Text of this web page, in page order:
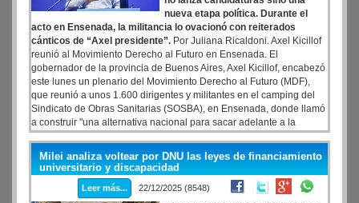
nueva etapa política. Durante el
acto en Ensenada, la militancia lo ovacionó con reiterados
cánticos de “Axel presidente”. Por Juliana Ricaldoni. Axel Kicillof
reunió al Movimiento Derecho al Futuro en Ensenada. El
gobernador de la provincia de Buenos Aires, Axel Kicillof, encabezó
este lunes un plenario del Movimiento Derecho al Futuro (MDF),
que reunió a unos 1.600 dirigentes y militantes en el camping del
Sindicato de Obras Sanitarias (SOSBA), en Ensenada, donde llamó
a construir "una alternativa nacional para sacar adelante a la
Argentina" y cuestionó las políticas de Javier Milei.
Milei analiza voltear por DNU las leyes de financiamiento
universitario y discapacidad
Leer más... 22/12/2025 (8548)